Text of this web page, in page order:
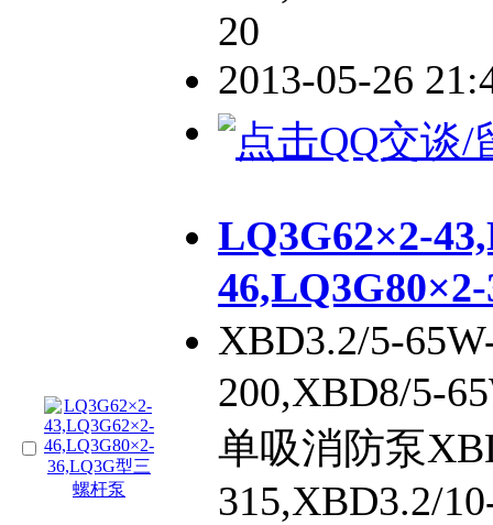
20
2013-05-26
LQ3G62×2-
XBD3.2/5-
200,XBD8/5-
单吸消防泵
315,XBD3.2/